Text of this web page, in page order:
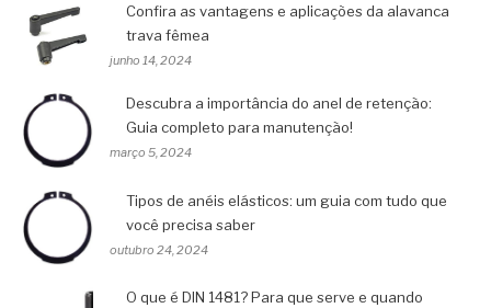
Confira as vantagens e aplicações da alavanca
trava fêmea
junho 14, 2024
Descubra a importância do anel de retenção:
Guia completo para manutenção!
março 5, 2024
Tipos de anéis elásticos: um guia com tudo que
você precisa saber
outubro 24, 2024
O que é DIN 1481? Para que serve e quando